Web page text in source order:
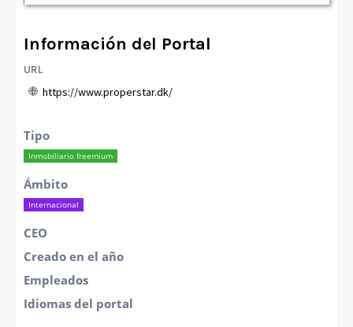
Información del Portal
URL
https://www.properstar.dk/
Tipo
Inmobiliario freemium
Ámbito
Internacional
CEO
Creado en el año
Empleados
Idiomas del portal